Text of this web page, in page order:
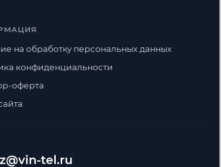
tel.ru
на обработку персональных данных
конфиденциальности
оферта